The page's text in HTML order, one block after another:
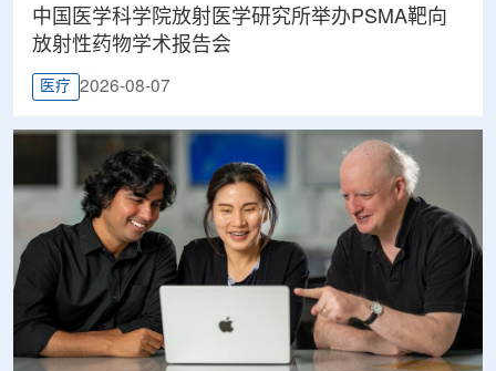
中国医学科学院放射医学研究所举办PSMA靶向
放射性药物学术报告会
医疗 2026-08-07